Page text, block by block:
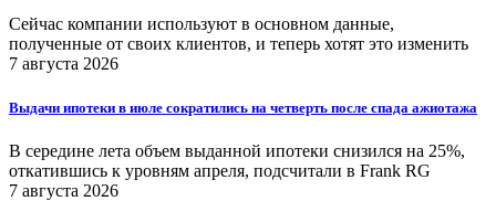
Сейчас компании используют в основном данные,
полученные от своих клиентов, и теперь хотят это изменить
7 августа 2026
Выдачи ипотеки в июле сократились на четверть после спада ажиотажа
В середине лета объем выданной ипотеки снизился на 25%,
откатившись к уровням апреля, подсчитали в Frank RG
7 августа 2026